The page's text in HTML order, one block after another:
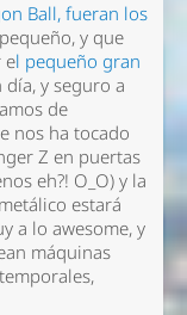
Ball, fueran los
y que
el pequeño gran
y seguro a
de
nos ha tocado
Z en puertas
eh?! O_O) y la
estará
a lo awesome, y
máquinas